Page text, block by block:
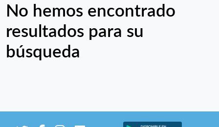
No hemos encontrado
resultados para su
búsqueda